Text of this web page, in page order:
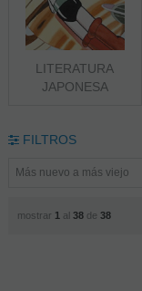
LITERATURA
JAPONESA
FILTROS
mostrar 1 al 38de 38